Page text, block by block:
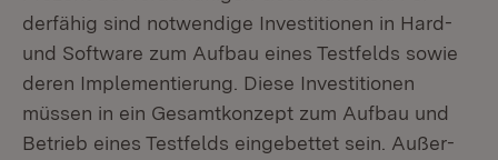
derfähig sind notwendige Investitionen in Hard-
und Software zum Aufbau eines Testfelds sowie
deren Implementierung. Diese Investitionen
müssen in ein Ge­samtkonzept zum Aufbau und
Betrieb eines Testfelds eingebettet sein. Außer­